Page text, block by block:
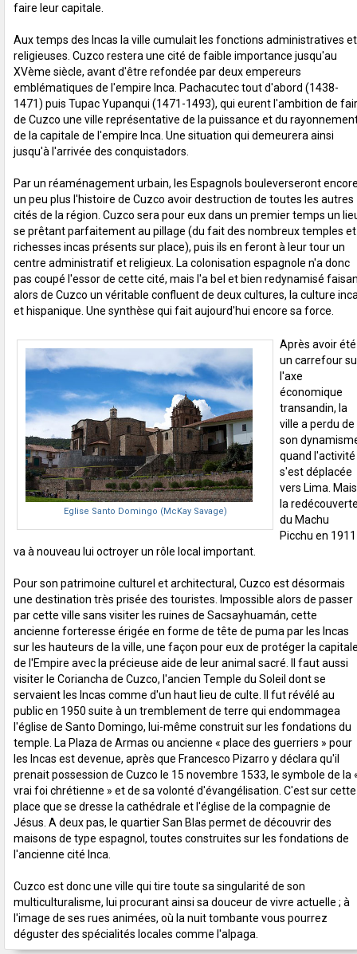
faire leur capitale.
Aux temps des Incas la ville cumulait les fonctions administratives et
religieuses. Cuzco restera une cité de faible importance jusqu'au
XVème siècle, avant d'être refondée par deux empereurs
emblématiques de l'empire Inca. Pachacutec tout d'abord (1438-
1471) puis Tupac Yupanqui (1471-1493), qui eurent l'ambition de
de Cuzco une ville représentative de la puissance et du
de la capitale de l'empire Inca. Une situation qui demeurera ainsi
jusqu'à l'arrivée des conquistadors.
Par un réaménagement urbain, les Espagnols bouleverseront
un peu plus l'histoire de Cuzco avoir destruction de toutes les autres
cités de la région. Cuzco sera pour eux dans un premier temps un
se prêtant parfaitement au pillage (du fait des nombreux temples et
richesses incas présents sur place), puis ils en feront à leur tour un
centre administratif et religieux. La colonisation espagnole n'a donc
pas coupé l'essor de cette cité, mais l'a bel et bien redynamisé
alors de Cuzco un véritable confluent de deux cultures, la culture
et hispanique. Une synthèse qui fait aujourd'hui encore sa force.
Eglise Santo Domingo (McKay Savage)
Après avoir été
un carrefour
l'axe
économique
transandin, la
ville a perdu de
son
quand l'activité
s'est déplacée
vers Lima. Mais
la
du Machu
Picchu en 1911
va à nouveau lui octroyer un rôle local important.
Pour son patrimoine culturel et architectural, Cuzco est désormais
une destination très prisée des touristes. Impossible alors de passer
par cette ville sans visiter les ruines de Sacsayhuamán, cette
ancienne forteresse érigée en forme de tête de puma par les Incas
sur les hauteurs de la ville, une façon pour eux de protéger la
de l'Empire avec la précieuse aide de leur animal sacré. Il faut aussi
visiter le Coriancha de Cuzco, l'ancien Temple du Soleil dont se
servaient les Incas comme d'un haut lieu de culte. Il fut révélé au
public en 1950 suite à un tremblement de terre qui endommagea
l'église de Santo Domingo, lui-même construit sur les fondations du
temple. La Plaza de Armas ou ancienne « place des guerriers » pour
les Incas est devenue, après que Francesco Pizarro y déclara qu'il
prenait possession de Cuzco le 15 novembre 1533, le symbole de la
vrai foi chrétienne » et de sa volonté d'évangélisation. C'est sur cette
place que se dresse la cathédrale et l'église de la compagnie de
Jésus. A deux pas, le quartier San Blas permet de découvrir des
maisons de type espagnol, toutes construites sur les fondations de
l'ancienne cité Inca.
Cuzco est donc une ville qui tire toute sa singularité de son
multiculturalisme, lui procurant ainsi sa douceur de vivre actuelle ; à
l'image de ses rues animées, où la nuit tombante vous pourrez
déguster des spécialités locales comme l'alpaga.